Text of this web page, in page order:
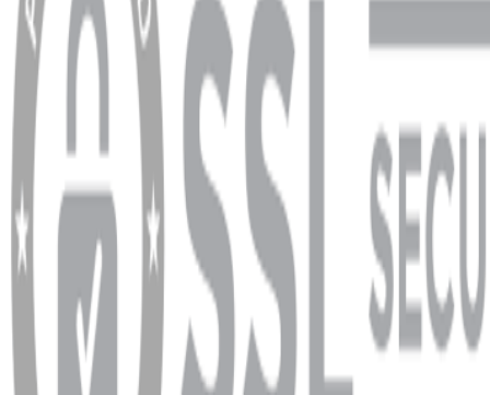
Ödeme ve Teslimat Şartları
Garanti ve İade Şartları
info@dukkanhifi.com
0850 441 40 44
info@dukkanhifi.com 0850 441 40 44
Çalışma Saatleri: Pazartesi - Cuma 09:30 - 19:30, Cumartesi 10:00 - 18:00